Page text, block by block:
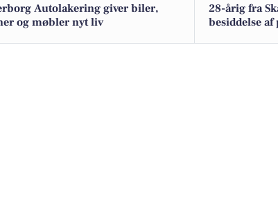
Autolakering giver biler,
og møbler nyt liv
28-årig fra
besiddelse